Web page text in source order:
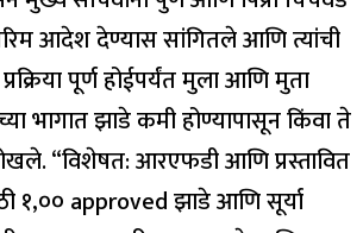
आदेश देण्यास सांगितले आणि त्यांची
पूर्ण होईपर्यंत मुला आणि मुता
भागात झाडे कमी होण्यापासून किंवा ते
“विशेषत: आरएफडी आणि प्रस्तावित
१,०० approved झाडे आणि सूर्या